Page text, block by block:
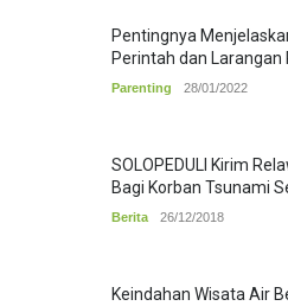
Pentingnya
Perintah dan Larangan
Parenting 28/01/2022
SOLOPEDULI Kirim
Bagi Korban Tsunami
Berita 26/12/2018
Keindahan Wisata Air